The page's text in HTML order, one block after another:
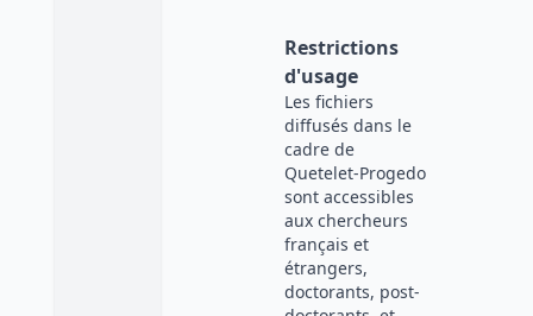
Restrictions
d'usage
Les fichiers
diffusés dans le
cadre de
Quetelet-Progedo
sont accessibles
aux chercheurs
français et
étrangers,
doctorants, post-